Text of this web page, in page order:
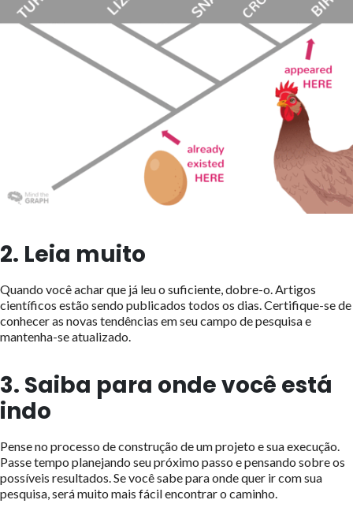
2. Leia muito
Quando você achar que já leu o suficiente, dobre-o. Artigos
científicos estão sendo publicados todos os dias. Certifique-se de
conhecer as novas tendências em seu campo de pesquisa e
mantenha-se atualizado.
3. Saiba para onde você está
indo
Pense no processo de construção de um projeto e sua execução.
Passe tempo planejando seu próximo passo e pensando sobre os
possíveis resultados. Se você sabe para onde quer ir com sua
pesquisa, será muito mais fácil encontrar o caminho.